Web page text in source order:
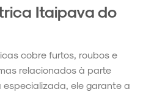
Itaipava do
cobre furtos, roubos e
relacionados à parte
ele garante a